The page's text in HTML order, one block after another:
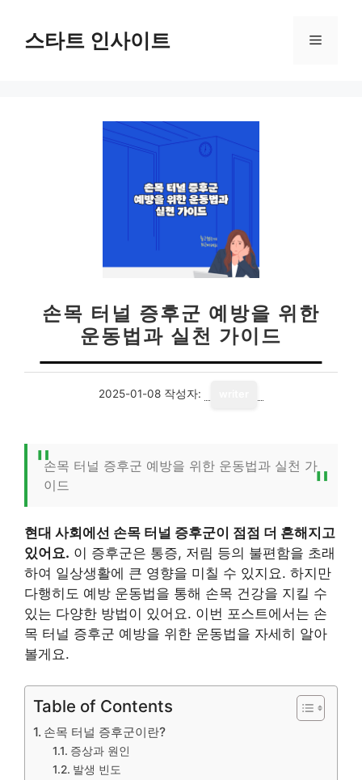
스타트 인사이트 메
손목 터널 증후군 예방을 위한
운동법과 실천 가이드
2025-01-08 작성자:
손목 터널 증후군 예방을 위한 운동법과 실천 가
이드
현대 사회에선 손목 터널 증후군이 점점 더 흔해지고
있어요. 이 증후군은 통증, 저림 등의 불편함을 초래
하여 일상생활에 큰 영향을 미칠 수 있지요. 하지만
다행히도 예방 운동법을 통해 손목 건강을 지킬 수
있는 다양한 방법이 있어요. 이번 포스트에서는 손
목 터널 증후군 예방을 위한 운동법을 자세히 알아
볼게요.
Table of Contents
손목 터널 증후군이란?
증상과 원인
발생 빈도